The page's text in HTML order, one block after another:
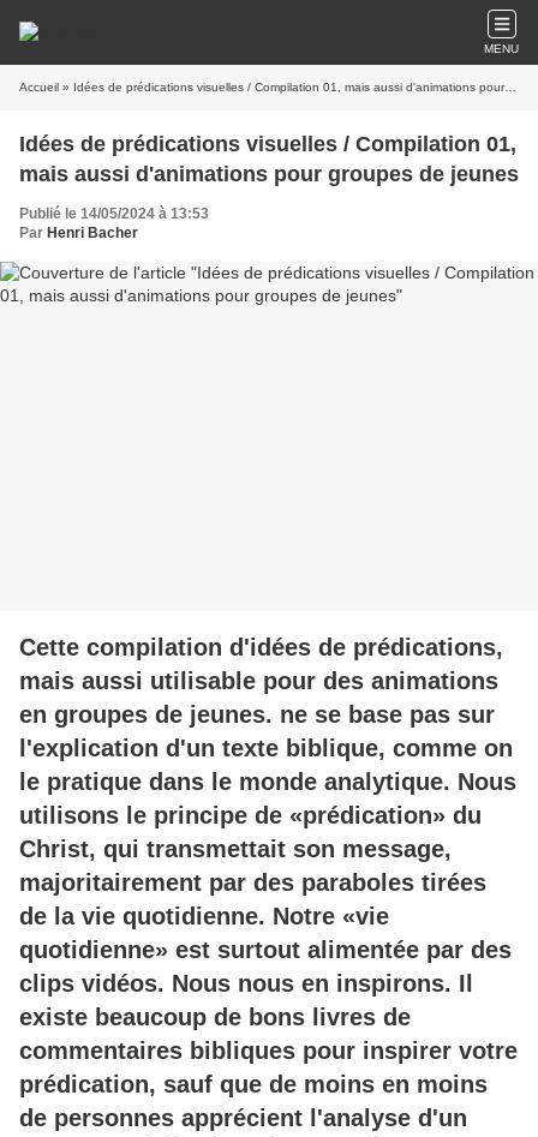
MENU
Accueil » Idées de prédications visuelles / Compilation 01, mais aussi d'animations pour groupes de jeunes
Idées de prédications visuelles / Compilation 01,
mais aussi d'animations pour groupes de jeunes
Publié le 14/05/2024 à 13:53
Par Henri Bacher
Cette compilation d'idées de prédications,
mais aussi utilisable pour des animations
en groupes de jeunes. ne se base pas sur
l'explication d'un texte biblique, comme on
le pratique dans le monde analytique. Nous
utilisons le principe de «prédication» du
Christ, qui transmettait son message,
majoritairement par des paraboles tirées
de la vie quotidienne. Notre «vie
quotidienne» est surtout alimentée par des
clips vidéos. Nous nous en inspirons. Il
existe beaucoup de bons livres de
commentaires bibliques pour inspirer votre
prédication, sauf que de moins en moins
de personnes apprécient l'analyse d'un